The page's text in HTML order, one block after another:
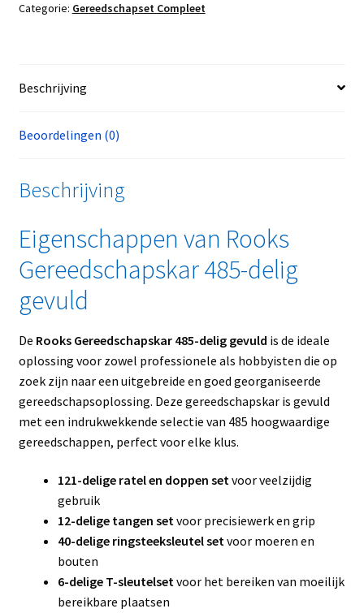
Categorie: Gereedschapset Compleet
Beschrijving
Beoordelingen (0)
Beschrijving
Eigenschappen van Rooks
Gereedschapskar 485-delig
gevuld
De Rooks Gereedschapskar 485-delig gevuld is de ideale
oplossing voor zowel professionele als hobbyisten die op
zoek zijn naar een uitgebreide en goed georganiseerde
gereedschapsoplossing. Deze gereedschapskar is gevuld
met een indrukwekkende selectie van 485 hoogwaardige
gereedschappen, perfect voor elke klus.
121-delige ratel en doppen setvoor veelzijdig
gebruik
12-delige tangen setvoor precisiewerk en grip
40-delige ringsteeksleutel setvoor moeren en
bouten
6-delige T-sleutelsetvoor het bereiken van moeilijk
bereikbare plaatsen